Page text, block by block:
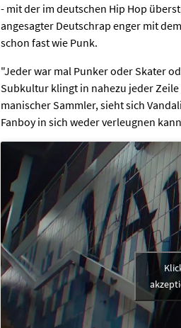
- mit der im deutschen Hip Hop
angesagter Deutschrap enger mit
schon fast wie Punk.
"Jeder war mal Punker oder Skater
Subkultur klingt in nahezu jeder
manischer Sammler, sieht sich
Fanboy in sich weder verleugnen